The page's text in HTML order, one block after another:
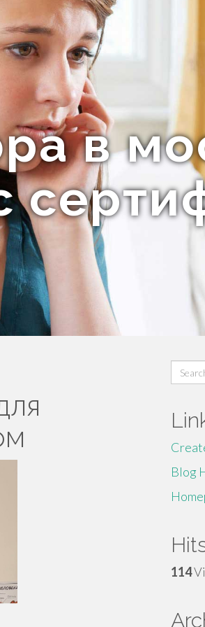
в
for:
Blog
114